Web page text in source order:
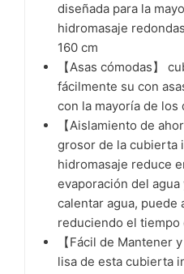
diseñada para la
hidromasaje
160 cm
【Asas cómodas】
fácilmente su con
con la mayoría de los
【Aislamiento de
grosor de la cubierta
hidromasaje reduce
evaporación del
calentar agua, puede
reduciendo el tiempo
【Fácil de Mantener
lisa de esta cubierta